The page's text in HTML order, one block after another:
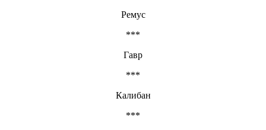
Ремус
***
Гавр
***
Калибан
***